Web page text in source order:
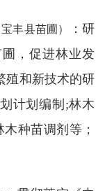
丰县苗圃）
：研
，促进林业发
殖和新技术的研
计划编制;林木
种苗调剂等；